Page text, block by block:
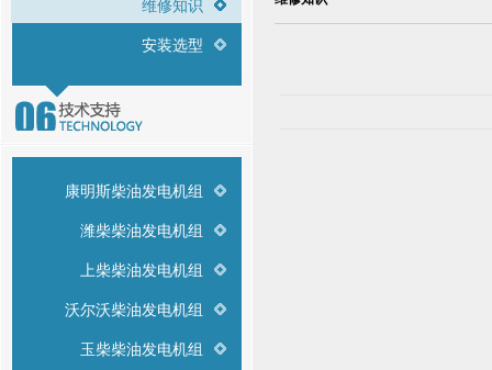
维修知识
安装选型
康明斯柴油发电机组
潍柴柴油发电机组
上柴柴油发电机组
沃尔沃柴油发电机组
玉柴柴油发电机组